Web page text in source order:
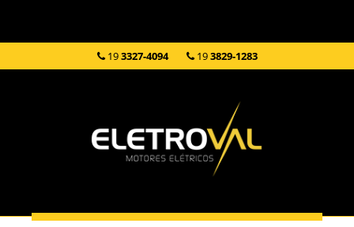
193327-4094 193829-1283